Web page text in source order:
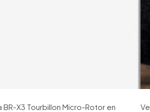
X3 Tourbillon Micro-Rotor en